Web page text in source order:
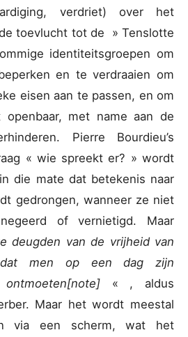
verdriet) over het
toevlucht tot de » Tenslotte
identiteitsgroepen om
en te verdraaien om
eisen aan te passen, en om
met name aan de
Pierre Bourdieu’s
« wie spreekt er? » wordt
die mate dat betekenis naar
gedrongen, wanneer ze niet
of vernietigd. Maar
deugden van de vrijheid van
dat men op een dag zijn
[note] « , aldus
Maar het wordt meestal
via een scherm, wat het